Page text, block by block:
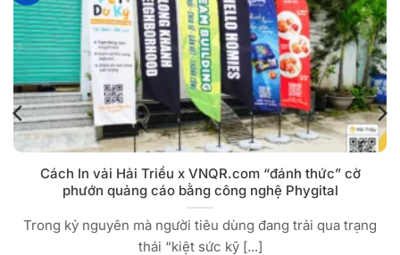
Cách In vải Hải Triều x VNQR.com “đánh thức” cờ
phướn quảng cáo bằng công nghệ Phygital
Trong kỷ nguyên mà người tiêu dùng đang trải qua trạng
thái “kiệt sức kỹ [...]